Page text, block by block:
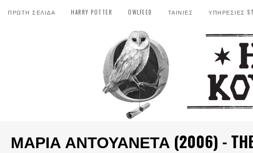
ΠΡΩΤΗ ΣΕΛΙΔΑ HARRY POTTER OWLFEED ΤΑΙΝΙΕΣ ΥΠΗΡΕΣΙΕΣ
ΜΑΡΊΑ ΑΝΤΟΥΑΝΈΤΑ (2006) - THE